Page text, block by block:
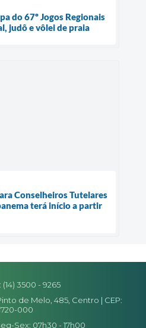
do 67º Jogos Regionais
judô e vôlei de praia
Conselheiros Tutelares
terá início a partir
3500 - 9265
de Melo, 485, Centro | CEP:
000
Sex: 07h30 - 17h00